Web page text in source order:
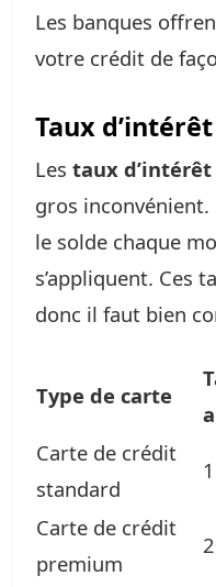
Les banques
votre crédit de
Taux
Les taux d’intérêt
gros inconvénient.
le solde chaque
s’appliquent. Ces
donc il faut bien
Type de carte
Carte de crédit
standard
Carte de crédit
premium